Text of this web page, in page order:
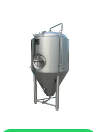
$18.000,00.